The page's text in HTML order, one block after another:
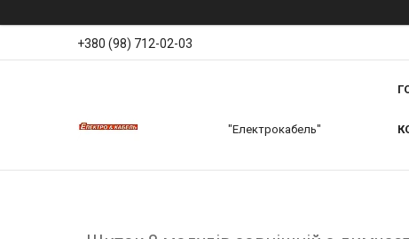
+380 (98) 712-02-03
"Електрокабель"